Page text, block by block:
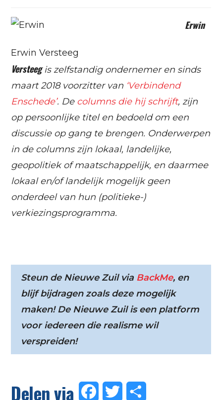
Erwin Versteeg
Erwin
Versteegis zelfstandig ondernemer en sinds
maart 2018 voorzitter van ‘Verbindend
Enschede’. De columns die hij schrijft, zijn
op persoonlijke titel en bedoeld om een
discussie op gang te brengen. Onderwerpen
in de columns zijn lokaal, landelijke,
geopolitiek of maatschappelijk, en daarmee
lokaal en/of landelijk mogelijk geen
onderdeel van hun (politieke-)
verkiezingsprogramma.
Steun de Nieuwe Zuil via BackMe, en
blijf bijdragen zoals deze mogelijk
maken! De Nieuwe Zuil is een platform
voor iedereen die realisme wil
verspreiden!
Delen via FacebookTwitter